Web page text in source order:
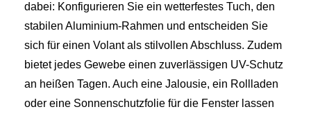
dabei: Konfigurieren Sie ein wetterfestes Tuch, den
stabilen Aluminium-Rahmen und entscheiden Sie
sich für einen Volant als stilvollen Abschluss. Zudem
bietet jedes Gewebe einen zuverlässigen UV-Schutz
an heißen Tagen. Auch eine Jalousie, ein Rollladen
oder eine Sonnenschutzfolie für die Fenster lassen